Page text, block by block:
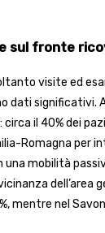
sul fronte
visite ed
dati significativi.
il 40% dei
Romagna per
una mobilità
dell’area
mentre nel